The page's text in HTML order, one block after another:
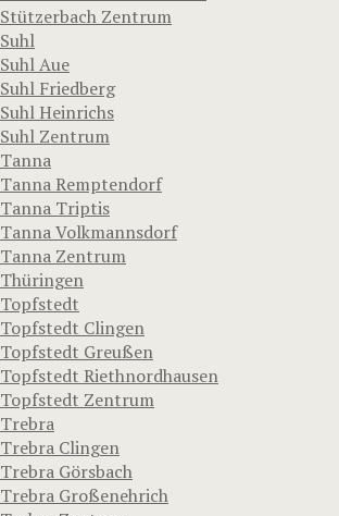
Zentrum
Aue
Friedberg
Heinrichs
Zentrum
Remptendorf
Triptis
Volkmannsdorf
Zentrum
Clingen
Greußen
Riethnordhausen
Zentrum
Clingen
Görsbach
Großenehrich